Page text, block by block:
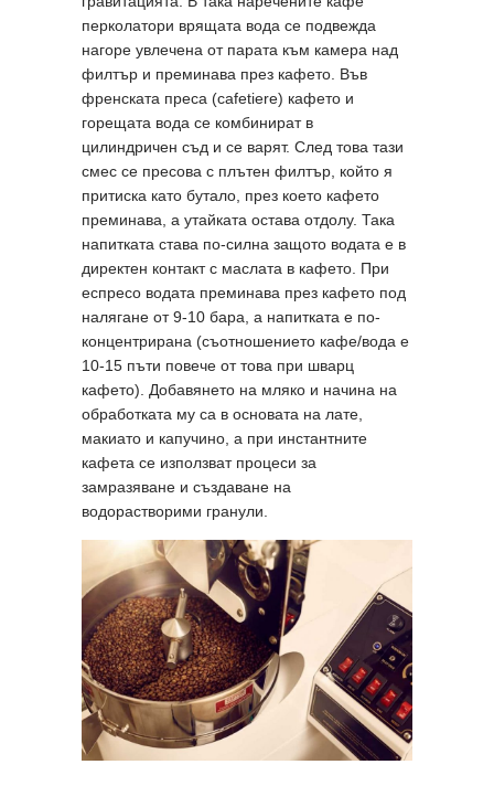
перколатори врящата вода се подвежда
нагоре увлечена от парата към камера над
филтър и преминава през кафето. Във
френската преса (cafetiere) кафето и
горещата вода се комбинират в
цилиндричен съд и се варят. След това тази
смес се пресова с плътен филтър, който я
притиска като бутало, през което кафето
преминава, а утайката остава отдолу. Така
напитката става по-силна защото водата е в
директен контакт с маслата в кафето. При
еспресо водата преминава през кафето под
налягане от 9-10 бара, а напитката е по-
концентрирана (съотношението кафе/вода е
10-15 пъти повече от това при шварц
кафето). Добавянето на мляко и начина на
обработката му са в основата на лате,
макиато и капучино, а при инстантните
кафета се използват процеси за
замразяване и създаване на
водорастворими гранули.